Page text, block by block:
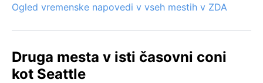
Ogled vremenske napovedi v vseh mestih v ZDA
Druga mesta v isti časovni coni
kot Seattle